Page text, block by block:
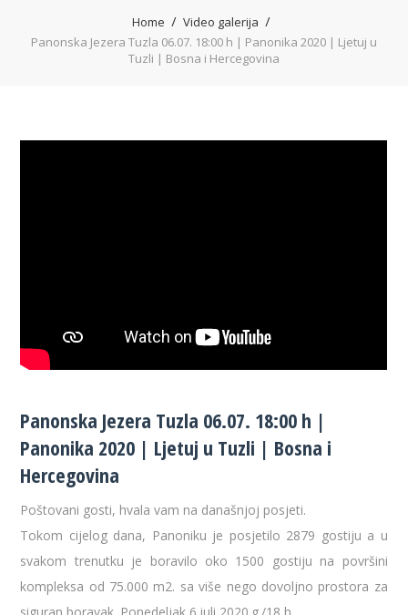
Home
Video galerija
Panonska Jezera Tuzla 06.07. 18:00 h | Panonika 2020 | Ljetuj u
Tuzli | Bosna i Hercegovina
Panonska Jezera Tuzla 06.07. 18:00 h |
Panonika 2020 | Ljetuj u Tuzli | Bosna i
Hercegovina
Poštovani gosti, hvala vam na današnjoj posjeti.
Tokom cijelog dana, Panoniku je posjetilo 2879 gostiju a u
svakom trenutku je boravilo oko 1500 gostiju na površini
kompleksa od 75.000 m2. sa više nego dovoljno prostora za